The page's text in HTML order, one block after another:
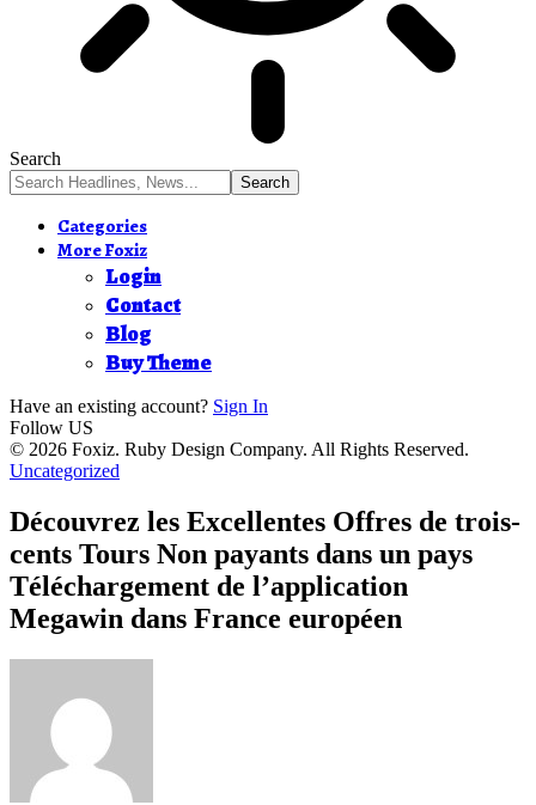
Search
Categories
More Foxiz
Login
Contact
Blog
Buy Theme
Have an existing account? Sign In
Follow US
© 2026 Foxiz. Ruby Design Company. All Rights Reserved.
Uncategorized
Découvrez les Excellentes Offres de trois-
cents Tours Non payants dans un pays
Téléchargement de l’application
Megawin dans France européen